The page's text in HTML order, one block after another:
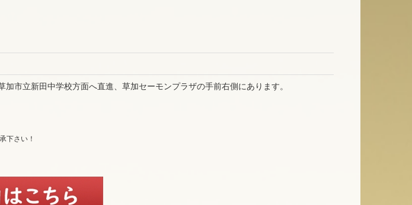
市立新田中学校方面へ直進、草加セーモンプラザの手前右側にあります。
下さい！